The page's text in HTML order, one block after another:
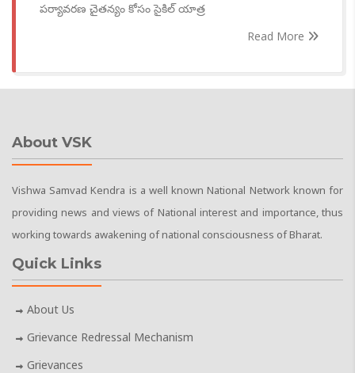
పర్యావరణ చైతన్యం కోసం సైకిల్‌ యాత్ర
Read More
About VSK
Vishwa Samvad Kendra is a well known National Network known for
providing news and views of National interest and importance, thus
working towards awakening of national consciousness of Bharat.
Quick Links
About Us
Grievance Redressal Mechanism
Grievances